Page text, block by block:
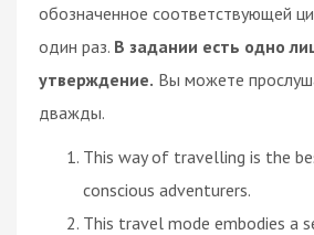
обозначенное соответствующей
один раз. В задании есть одно
утверждение. Вы можете
дважды.
This way of travelling is the
conscious adventurers.
This travel mode embodies a